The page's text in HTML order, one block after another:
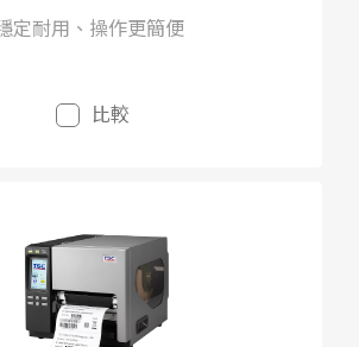
定耐用、操作更簡便
比較